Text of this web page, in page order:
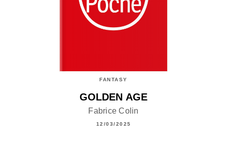
FANTASY
GOLDEN AGE
Fabrice Colin
12/03/2025